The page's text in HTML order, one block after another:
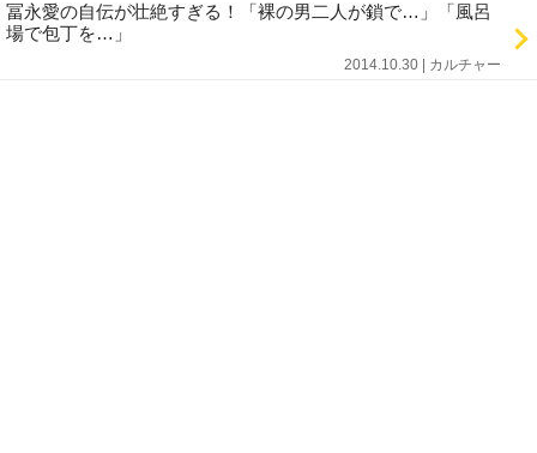
冨永愛の自伝が壮絶すぎる！「裸の男二人が鎖で…」「風呂
場で包丁を…」
2014.10.30 | カルチャー